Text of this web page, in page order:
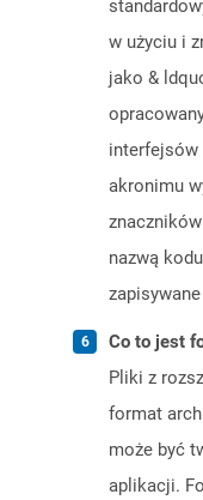
w użyciu i
jako &
interfejsów
akronimu
nazwą
Co to jest
Pliki z
format
może być
aplikacji.